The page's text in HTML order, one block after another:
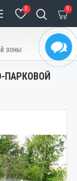
0 0
зоны
ПАРКОВОЙ